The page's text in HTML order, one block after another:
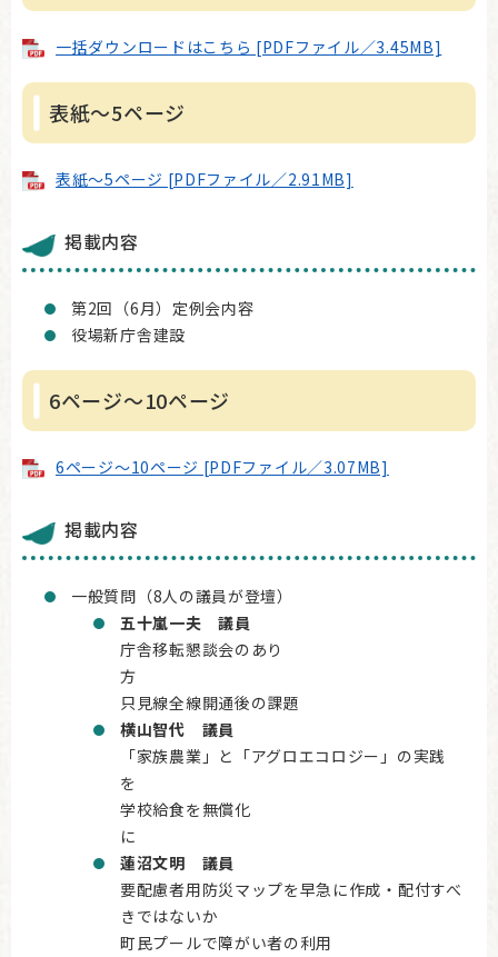
一括ダウンロードはこちら [PDFファイル／3.45MB]
表紙～5ページ
表紙～5ページ [PDFファイル／2.91MB]
掲載内容
第2回（6月）定例会内容
役場新庁舎建設
6ページ～10ページ
6ページ～10ページ [PDFファイル／3.07MB]
掲載内容​
一般質問（8人の議員が登壇）
五十嵐一夫 議員
庁舎移転懇談会のあり
只見線全線開通後の課題
横山智代 議員
「家族農業」と「アグロエコロジー」の実践
学校給食を無償化
蓮沼文明 議員
要配慮者用防災マップを早急に作成・配付すべ
きではないか
町民プールで障がい者の利用